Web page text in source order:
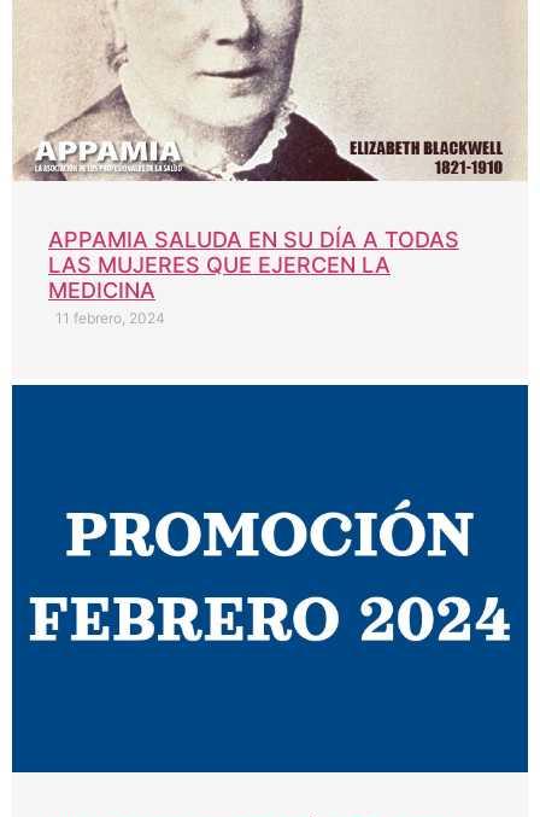
APPAMIA SALUDA EN SU DÍA A TODAS
LAS MUJERES QUE EJERCEN LA
MEDICINA
11 febrero, 2024